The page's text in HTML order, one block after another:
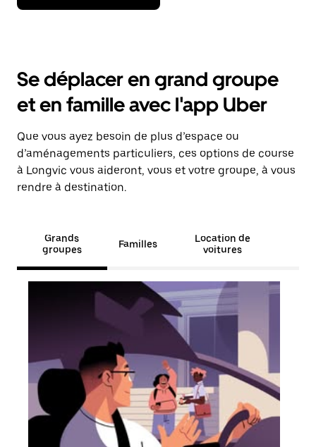
Se déplacer en grand groupe
et en famille avec l'app Uber
Que vous ayez besoin de plus d’espace ou
d’aménagements particuliers, ces options de course
à Longvic vous aideront, vous et votre groupe, à vous
rendre à destination.
Grands
groupes
Familles
Location de
voitures